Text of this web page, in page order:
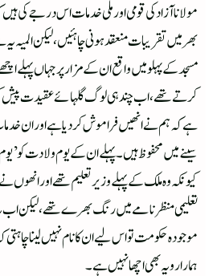
مولانا آزاد کی قومی اور ملی خدمات اس درجے کی
بھر میں تقریبات منعقد ہونی چاہئیں،لیکن المیہ یہ
مسجد کے پہلو میں واقع ان کے مزار پر جہاں پہلے
کرتے تھے، اب چند ہی لوگ گلہائے عقیدت پیش
ہے کہ ہم نے انھیں فراموش کردیا ہے اور ان
سینے میں محفوظ ہیں۔ پہلے ان کے یوم ولادت کو ’یوم
کیونکہ وہ ملک کے پہلے وزیرتعلیم تھے اور
تعلیمی منظر نامے میں رنگ بھرے تھے، لیکن اب
موجودہ حکومت تو اس لیے ان کا نام نہیں لینا چاہتی
ہمارا رویہ بھی اچھا نہیں ہے۔